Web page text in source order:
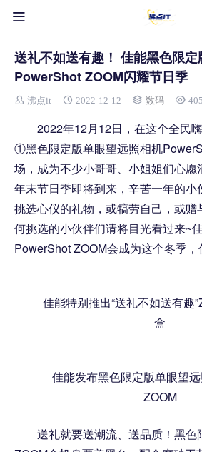
送礼不如送有趣！ 佳能黑色限
PowerShot ZOOM闪耀节日季
沸点it 2022-12-12 数码 405
2022年12月12日，在这个全民
①黑色限定版单眼望远照相机
场，成为不少小哥哥、小姐姐们心
年末节日季即将到来，辛苦一年的小
挑选心仪的礼物，或犒劳自己，或赠
何挑选的小伙伴们请将目光看过来~
PowerShot ZOOM会成为这个冬季，
佳能特别推出“送礼不如送有趣
盒
佳能发布黑色限定版单眼望
ZOOM
送礼就要送潮流、送品质！黑